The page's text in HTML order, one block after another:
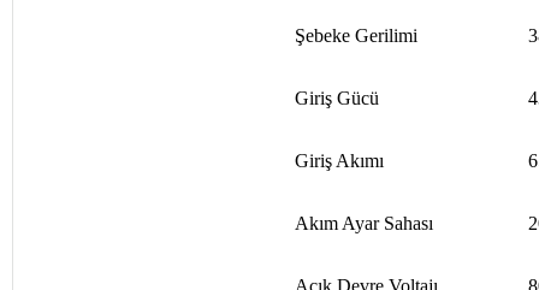
Şebeke Gerilimi
Giriş Gücü
Giriş Akımı
Akım Ayar Sahası